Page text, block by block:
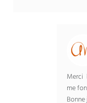
Merci
me